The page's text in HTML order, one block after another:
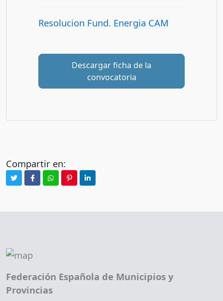
Resolucion Fund. Energia CAM
Descargar ficha de la
convocatoria
Compartir en:
Federación Española de Municipios y
Provincias